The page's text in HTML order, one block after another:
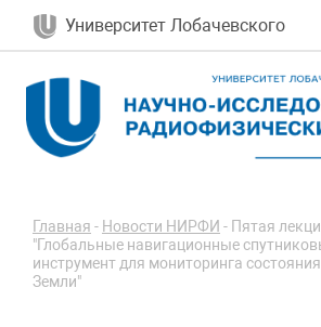
Университет Лобачевского
Главная - Новости НИРФИ - Пятая
"Глобальные навигационные
инструмент для мониторинга
Земли"